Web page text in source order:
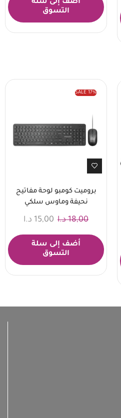
أضف إلى سلة
التسوق
SALE 17%
بروميت كومبو لوحة مفاتيح
نحيفة وماوس سلكي
18,00 د.ا 15,00 د.ا
أضف إلى سلة
التسوق